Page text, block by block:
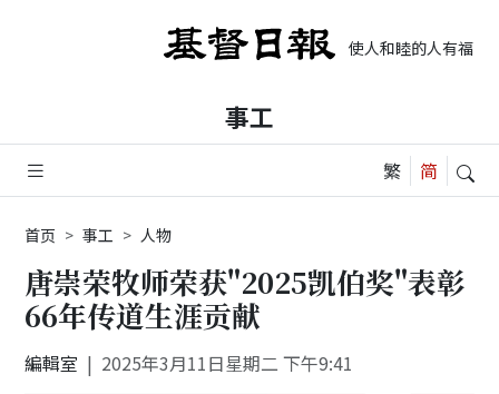
使人和睦的人有福了
事工
首页 事工 人物
唐崇荣牧师荣获"2025凯伯奖"表彰
66年传道生涯贡献
編輯室 2025年3月11日星期二 下午9:41